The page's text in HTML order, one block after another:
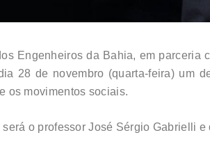
Engenheiros da Bahia, em parceria
28 de novembro (quarta-feira) um
os movimentos sociais.
o professor José Sérgio Gabrielli